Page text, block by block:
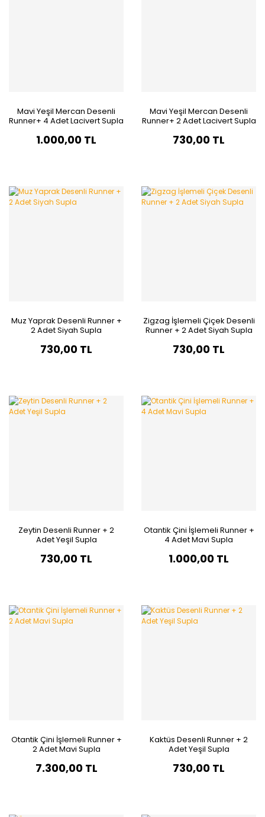
Mavi Yeşil Mercan Desenli
Runner+ 4 Adet Lacivert Supla
1.000,00 TL
Mavi Yeşil Mercan Desenli
Runner+ 2 Adet Lacivert Supla
730,00 TL
Muz Yaprak Desenli Runner +
2 Adet Siyah Supla
730,00 TL
Zigzag İşlemeli Çiçek Desenli
Runner + 2 Adet Siyah Supla
730,00 TL
Zeytin Desenli Runner + 2
Adet Yeşil Supla
730,00 TL
Otantik Çini İşlemeli Runner +
4 Adet Mavi Supla
1.000,00 TL
Otantik Çini İşlemeli Runner +
2 Adet Mavi Supla
7.300,00 TL
Kaktüs Desenli Runner + 2
Adet Yeşil Supla
730,00 TL